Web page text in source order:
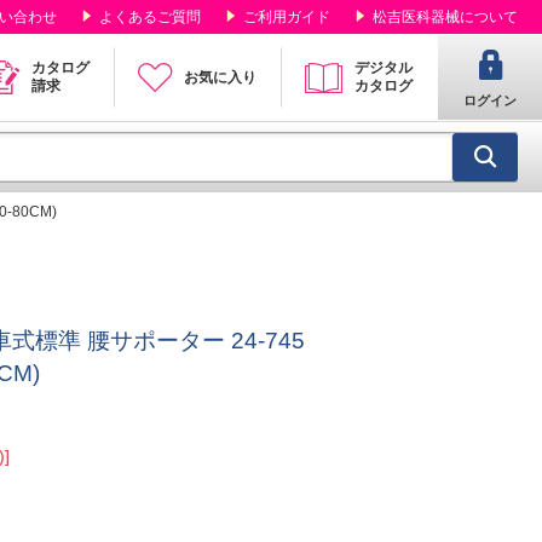
合わせ よくあるご質問 ご利用ガイド 松吉医科器械について
カタログ
請求
お気に入り
デジタル
カタログ
ログイン
80CM)
式標準 腰サポーター 24-745